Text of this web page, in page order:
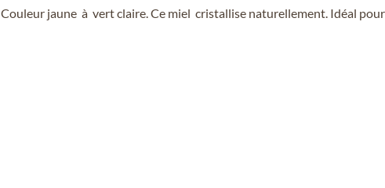
Couleur jaune à vert claire. Ce miel cristallise naturellement. Idéal